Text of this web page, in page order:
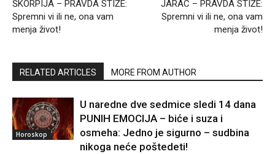
ŠKORPIJA – PRAVDA STIŽE:
Spremni vi ili ne, ona vam
menja život!
JARAC – PRAVDA STIŽE:
Spremni vi ili ne, ona vam
menja život!
RELATED ARTICLES MORE FROM AUTHOR
Horoskop
U naredne dve sedmice sledi 14 dana
PUNIH EMOCIJA – biće i suza i
osmeha: Jedno je sigurno – sudbina
nikoga neće poštedeti!